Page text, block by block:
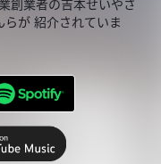
創業者の吉本せいやさ
が 紹介されていま